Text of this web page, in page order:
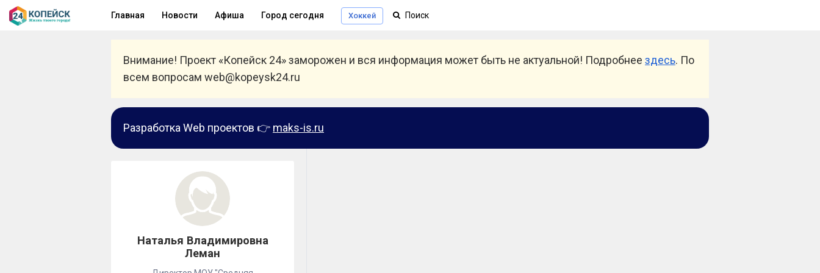
Главная Новости Афиша Город сегодня Хоккей
Внимание! Проект «Копейск 24» заморожен и вся информация может быть не актуальной! Подробнее здесь. По
всем вопросам web@kopeysk24.ru
Разработка Web проектов 👉 maks-is.ru
Наталья Владимировна
Леман